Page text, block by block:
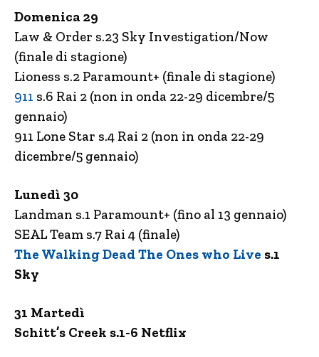
Domenica 29
Law & Order s.23 Sky Investigation/Now
(finale di stagione)
Lioness s.2 Paramount+ (finale di stagione)
911 s.6 Rai 2 (non in onda 22-29 dicembre/5
gennaio)
911 Lone Star s.4 Rai 2 (non in onda 22-29
dicembre/5 gennaio)
Lunedì 30
Landman s.1 Paramount+ (fino al 13 gennaio)
SEAL Team s.7 Rai 4 (finale)
The Walking Dead The Ones who Live s.1
Sky
31 Martedì
Schitt’s Creek s.1-6 Netflix